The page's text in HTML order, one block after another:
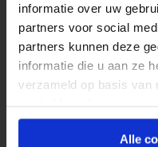
informatie over uw
partners voor social
partners kunnen deze
informatie die u aan ze
verzameld op basis van
gebruiken.
Alle